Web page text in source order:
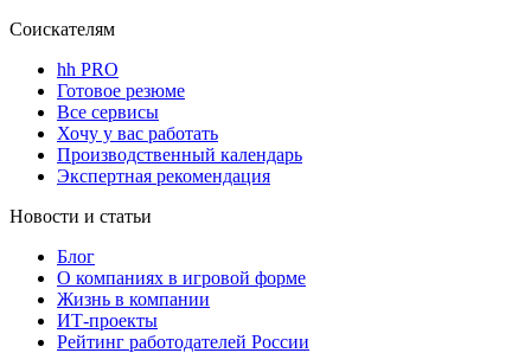
Соискателям
hh PRO
Готовое резюме
Все сервисы
Хочу у вас работать
Производственный календарь
Экспертная рекомендация
Новости и статьи
Блог
О компаниях в игровой форме
Жизнь в компании
ИТ-проекты
Рейтинг работодателей России